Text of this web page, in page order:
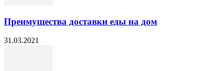
Преимущества доставки еды на дом
31.03.2021